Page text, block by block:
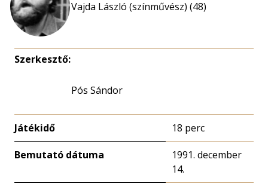
Vajda László (színművész) (48)
Szerkesztő:
Pós Sándor
Játékidő 18 perc
Bemutató dátuma
1991. december
14.